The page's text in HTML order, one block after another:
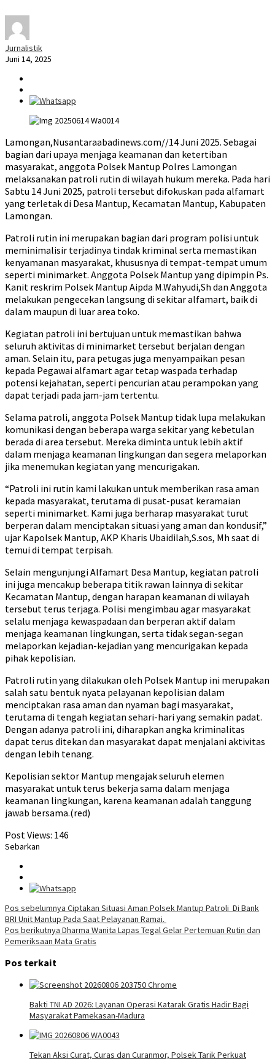
Jurnalistik
Juni 14, 2025
Lamongan,Nusantaraabadinews.com//14 Juni 2025. Sebagai
bagian dari upaya menjaga keamanan dan ketertiban
masyarakat, anggota Polsek Mantup Polres Lamongan
melaksanakan patroli rutin di wilayah hukum mereka. Pada hari
Sabtu 14 Juni 2025, patroli tersebut difokuskan pada alfamart
yang terletak di Desa Mantup, Kecamatan Mantup, Kabupaten
Lamongan.
Patroli rutin ini merupakan bagian dari program polisi untuk
meminimalisir terjadinya tindak kriminal serta memastikan
kenyamanan masyarakat, khususnya di tempat-tempat umum
seperti minimarket. Anggota Polsek Mantup yang dipimpin Ps.
Kanit reskrim Polsek Mantup Aipda M.Wahyudi,Sh dan Anggota
melakukan pengecekan langsung di sekitar alfamart, baik di
dalam maupun di luar area toko.
Kegiatan patroli ini bertujuan untuk memastikan bahwa
seluruh aktivitas di minimarket tersebut berjalan dengan
aman. Selain itu, para petugas juga menyampaikan pesan
kepada Pegawai alfamart agar tetap waspada terhadap
potensi kejahatan, seperti pencurian atau perampokan yang
dapat terjadi pada jam-jam tertentu.
Selama patroli, anggota Polsek Mantup tidak lupa melakukan
komunikasi dengan beberapa warga sekitar yang kebetulan
berada di area tersebut. Mereka diminta untuk lebih aktif
dalam menjaga keamanan lingkungan dan segera melaporkan
jika menemukan kegiatan yang mencurigakan.
“Patroli ini rutin kami lakukan untuk memberikan rasa aman
kepada masyarakat, terutama di pusat-pusat keramaian
seperti minimarket. Kami juga berharap masyarakat turut
berperan dalam menciptakan situasi yang aman dan kondusif,”
ujar Kapolsek Mantup, AKP Kharis Ubaidilah,S.sos, Mh saat di
temui di tempat terpisah.
Selain mengunjungi Alfamart Desa Mantup, kegiatan patroli
ini juga mencakup beberapa titik rawan lainnya di sekitar
Kecamatan Mantup, dengan harapan keamanan di wilayah
tersebut terus terjaga. Polisi mengimbau agar masyarakat
selalu menjaga kewaspadaan dan berperan aktif dalam
menjaga keamanan lingkungan, serta tidak segan-segan
melaporkan kejadian-kejadian yang mencurigakan kepada
pihak kepolisian.
Patroli rutin yang dilakukan oleh Polsek Mantup ini merupakan
salah satu bentuk nyata pelayanan kepolisian dalam
menciptakan rasa aman dan nyaman bagi masyarakat,
terutama di tengah kegiatan sehari-hari yang semakin padat.
Dengan adanya patroli ini, diharapkan angka kriminalitas
dapat terus ditekan dan masyarakat dapat menjalani aktivitas
dengan lebih tenang.
Kepolisian sektor Mantup mengajak seluruh elemen
masyarakat untuk terus bekerja sama dalam menjaga
keamanan lingkungan, karena keamanan adalah tanggung
jawab bersama.(red)
Post Views: 146
Sebarkan
Navigasi
pos
Pos sebelumnya Ciptakan Situasi Aman Polsek Mantup Patroli Di Bank
BRI Unit Mantup Pada Saat Pelayanan Ramai.
Pos berikutnya Dharma Wanita Lapas Tegal Gelar Pertemuan Rutin dan
Pemeriksaan Mata Gratis
Pos terkait
Bakti TNI AD 2026: Layanan Operasi Katarak Gratis Hadir Bagi
Masyarakat Pamekasan-Madura
Tekan Aksi Curat, Curas dan Curanmor, Polsek Tarik Perkuat